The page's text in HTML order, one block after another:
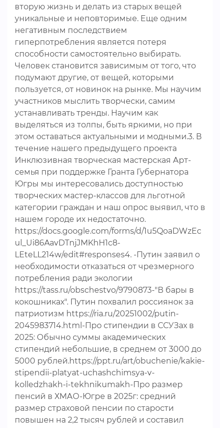
вторую жизнь и делать из старых вещей
уникальные и неповторимые. Еще одним
негативным последствием
гиперпотребления является потеря
способности самостоятельно выбирать.
Человек становится зависимым от того, что
подумают другие, от вещей, которыми
пользуется, от новинок на рынке. Мы научим
участников мыслить творчески, самим
устанавливать тренды. Научим как
выделяться из толпы, быть яркими, но при
этом оставаться актуальными и модными.3. В
течение нашего предыдущего проекта
Инклюзивная творческая мастерская Арт-
семья при поддержке Гранта Губернатора
Югры мы интересовались доступностью
творческих мастер-классов для льготной
категории граждан и наш опрос выявил, что в
нашем городе их недостаточно.
https://docs.google.com/forms/d/1u5QoaDWzEc
ul_Ui86AavDTnjJMKhH1c8-
LEteLL214w/edit#responses4. -Путин заявил о
необходимости отказаться от чрезмерного
потребления ради экологии
https://tass.ru/obschestvo/9790873-"В бары в
кокошниках". Путин похвалил россиянок за
патриотизм https://ria.ru/20251002/putin-
2045983714.html-Про стипендии в ССУЗах в
2025: Обычно суммы академических
стипендий небольшие, в среднем от 3000 до
5000 рублей.https://ppt.ru/art/obuchenie/kakie-
stipendii-platyat-uchashchimsya-v-
kolledzhakh-i-tekhnikumakh-Про размер
пенсий в ХМАО-Югре в 2025г: средний
размер страховой пенсии по старости
повышен на 2,2 тысяч рублей и составил